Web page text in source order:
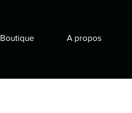
Boutique A propos